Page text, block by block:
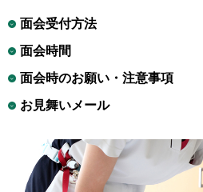
面会受付方法
面会時間
面会時のお願い・注意事項
お見舞いメール